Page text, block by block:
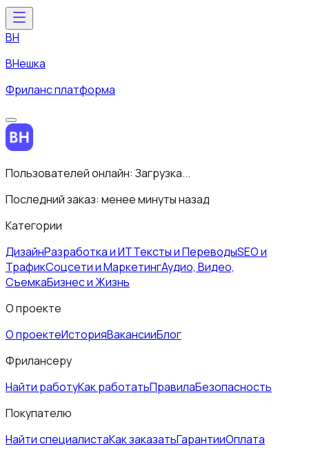
ВН
ВНешка
Фриланс платформа
Пользователей онлайн: Загрузка...
Последний заказ: менее минуты назад
Категории
ДизайнРазработка и ИТТексты и ПереводыSEO и
ТрафикСоцсети и МаркетингАудио, Видео,
СъемкаБизнес и Жизнь
О проекте
О проектеИсторияВакансииБлог
Фрилансеру
Найти работуКак работатьПравилаБезопасность
Покупателю
Найти специалистаКак заказатьГарантииОплата